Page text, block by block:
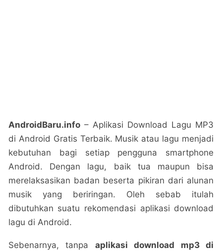
AndroidBaru.info– Aplikasi Download Lagu MP3
di Android Gratis Terbaik. Musik atau lagu menjadi
kebutuhan bagi setiap pengguna smartphone
Android. Dengan lagu, baik tua maupun bisa
merelaksasikan badan beserta pikiran dari alunan
musik yang beriringan. Oleh sebab itulah
dibutuhkan suatu rekomendasi aplikasi download
lagu di Android.
Sebenarnya, tanpa aplikasi download mp3 di